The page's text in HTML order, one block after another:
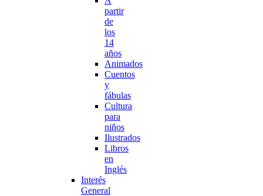
partir
de
los
14
años
Animados
Cuentos
y
fábulas
Cultura
para
niños
Ilustrados
Libros
en
Inglés
Interés
General